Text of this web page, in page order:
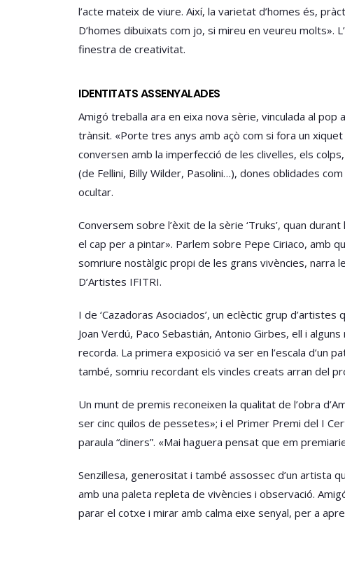
l’acte mateix de viure. Així, la varietat d’homes és,
D’homes dibuixats com jo, si mireu en veureu molts».
finestra de creativitat.
IDENTITATS ASSENYALADES
Amigó treballa ara en eixa nova sèrie, vinculada al
trànsit. «Porte tres anys amb açò com si fora un
conversen amb la imperfecció de les clivelles, els
(de Fellini, Billy Wilder, Pasolini…), dones oblidades
ocultar.
Conversem sobre l’èxit de la sèrie ‘Truks’, quan
el cap per a pintar». Parlem sobre Pepe Ciriaco, amb
somriure nostàlgic propi de les grans vivències, narra
D’Artistes IFITRI.
I de ‘Cazadoras Asociados’, un eclèctic grup
Joan Verdú, Paco Sebastián, Antonio Girbes, ell i
recorda. La primera exposició va ser en l’escala d’un
també, somriu recordant els vincles creats arran del
Un munt de premis reconeixen la qualitat de l’obra
ser cinc quilos de pessetes»; i el Primer Premi del I
paraula “diners”. «Mai haguera pensat que em
Senzillesa, generositat i també assossec d’un artista
amb una paleta repleta de vivències i observació.
parar el cotxe i mirar amb calma eixe senyal, per a